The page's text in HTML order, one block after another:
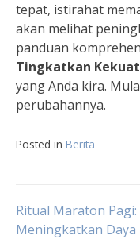
tepat, istirahat
akan melihat
panduan
Tingkatkan
yang Anda kira.
perubahannya.
Posted in Berita
Navigasi
Ritual Maraton Pagi:
Meningkatkan Daya